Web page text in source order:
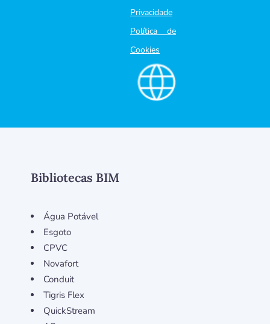
Privacidade
Política de
Cookies
Bibliotecas BIM
Água Potável
Esgoto
CPVC
Novafort
Conduit
Tigris Flex
QuickStream